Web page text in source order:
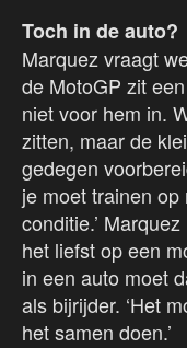
Toch in de auto?
Marquez vraagt
de MotoGP zit
niet voor hem in.
zitten, maar de
gedegen
je moet trainen
conditie.’
het liefst op een
in een auto moet
als bijrijder. ‘Het
het samen doen.’